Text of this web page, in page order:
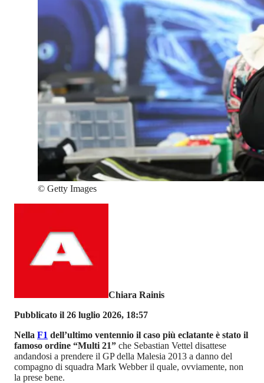
© Getty Images
Chiara Rainis
Pubblicato il 26 luglio 2026, 18:57
Nella F1 dell’ultimo ventennio il caso più eclatante è stato il
famoso ordine “Multi 21” che Sebastian Vettel disattese
andandosi a prendere il GP della Malesia 2013 a danno del
compagno di squadra Mark Webber il quale, ovviamente, non
la prese bene.